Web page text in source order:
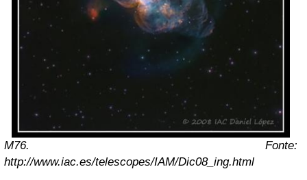
M76. Fonte:
http://www.iac.es/telescopes/IAM/Dic08_ing.html